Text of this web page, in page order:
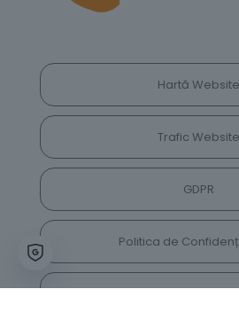
Hartă Website
Trafic Website
GDPR
Politica de
Vrei să lași feedback despre